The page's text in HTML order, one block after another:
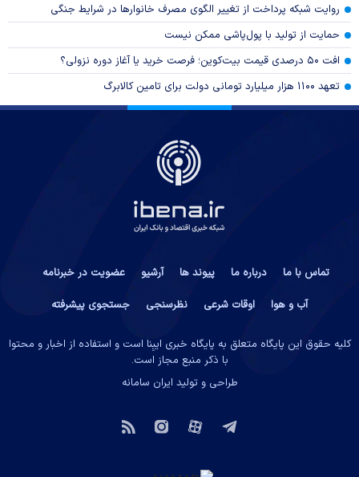
روایت شبکه پرداخت از تغییر الگوی مصرف خانوار‌ها در شرایط جنگی
حمایت از تولید با پول‌پاشی ممکن نیست
افت ۵۰ درصدی قیمت بیت‌کوین؛ فرصت خرید یا آغاز دوره نزولی؟
تعهد ۱۱۰۰ هزار میلیارد تومانی دولت برای تامین کالابرگ
تماس با ما درباره ما پیوند ها آرشیو
عضویت در خبرنامه
آب و هوا
اوقات شرعی نظرسنجی جستجوی پیشرفته
کلیه حقوق این پایگاه متعلق به پایگاه خبری ایبِنا است و استفاده از اخبار و محتوا
با ذکر منبع مجاز است.
طراحی و تولید ایران سامانه